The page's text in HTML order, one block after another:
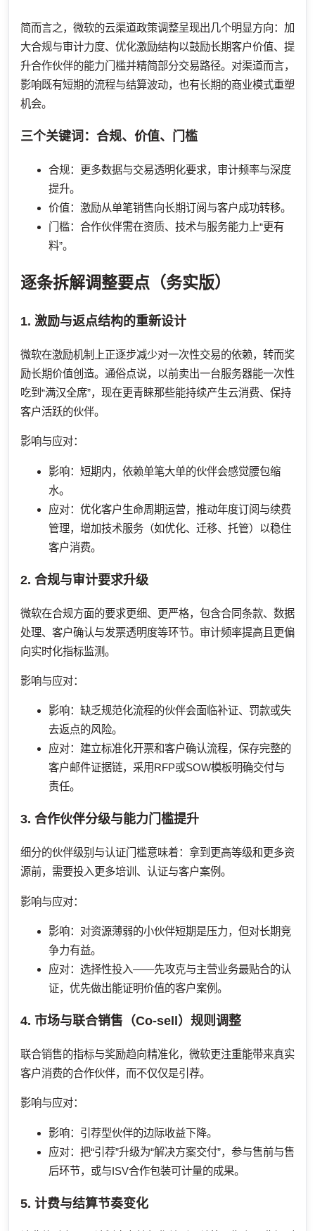
简而言之，微软的云渠道政策调整呈现出几个明显方向：加
大合规与审计力度、优化激励结构以鼓励长期客户价值、提
升合作伙伴的能力门槛并精简部分交易路径。对渠道而言，
影响既有短期的流程与结算波动，也有长期的商业模式重塑
机会。
三个关键词：合规、价值、门槛
合规：更多数据与交易透明化要求，审计频率与深度
提升。
价值：激励从单笔销售向长期订阅与客户成功转移。
门槛：合作伙伴需在资质、技术与服务能力上“更有
料”。
逐条拆解调整要点（务实版）
1. 激励与返点结构的重新设计
微软在激励机制上正逐步减少对一次性交易的依赖，转而奖
励长期价值创造。通俗点说，以前卖出一台服务器能一次性
吃到“满汉全席”，现在更青睐那些能持续产生云消费、保持
客户活跃的伙伴。
影响与应对：
影响：短期内，依赖单笔大单的伙伴会感觉腰包缩
水。
应对：优化客户生命周期运营，推动年度订阅与续费
管理，增加技术服务（如优化、迁移、托管）以稳住
客户消费。
2. 合规与审计要求升级
微软在合规方面的要求更细、更严格，包含合同条款、数据
处理、客户确认与发票透明度等环节。审计频率提高且更偏
向实时化指标监测。
影响与应对：
影响：缺乏规范化流程的伙伴会面临补证、罚款或失
去返点的风险。
应对：建立标准化开票和客户确认流程，保存完整的
客户邮件证据链，采用RFP或SOW模板明确交付与
责任。
3. 合作伙伴分级与能力门槛提升
细分的伙伴级别与认证门槛意味着：拿到更高等级和更多资
源前，需要投入更多培训、认证与客户案例。
影响与应对：
影响：对资源薄弱的小伙伴短期是压力，但对长期竞
争力有益。
应对：选择性投入——先攻克与主营业务最贴合的认
证，优先做出能证明价值的客户案例。
4. 市场与联合销售（Co-sell）规则调整
联合销售的指标与奖励趋向精准化，微软更注重能带来真实
客户消费的合作伙伴，而不仅仅是引荐。
影响与应对：
影响：引荐型伙伴的边际收益下降。
应对：把“引荐”升级为“解决方案交付”，参与售前与售
后环节，或与ISV合作包装可计量的成果。
5. 计费与结算节奏变化